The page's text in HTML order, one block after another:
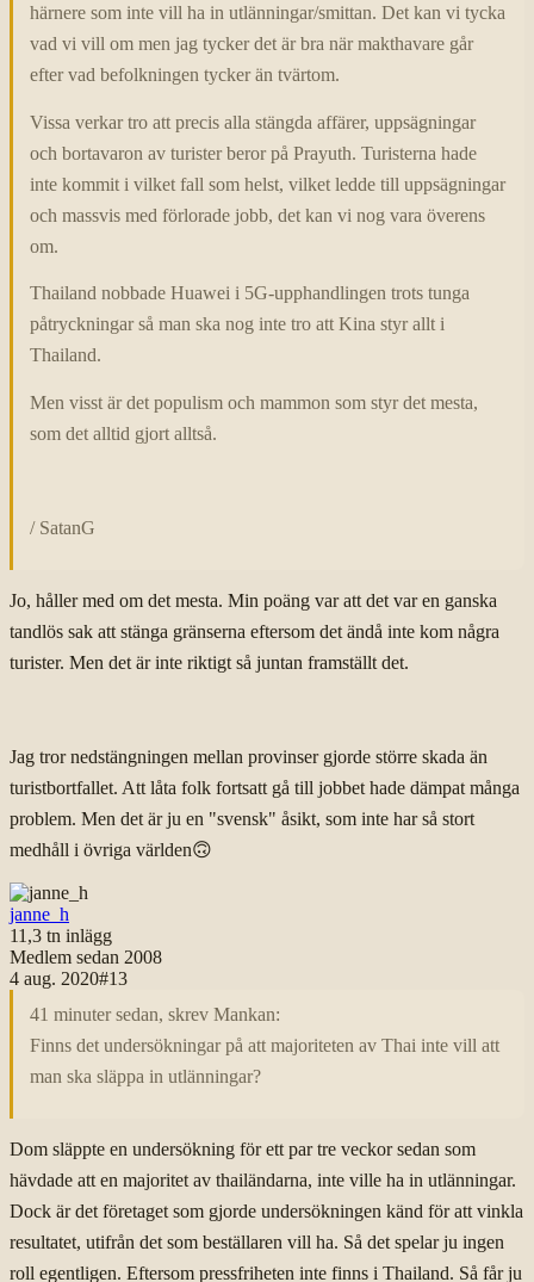
härnere som inte vill ha in utlänningar/smittan. Det kan vi tycka
vad vi vill om men jag tycker det är bra när makthavare går
efter vad befolkningen tycker än tvärtom.
Vissa verkar tro att precis alla stängda affärer, uppsägningar
och bortavaron av turister beror på Prayuth. Turisterna hade
inte kommit i vilket fall som helst, vilket ledde till uppsägningar
och massvis med förlorade jobb, det kan vi nog vara överens
om.
Thailand nobbade Huawei i 5G-upphandlingen trots tunga
påtryckningar så man ska nog inte tro att Kina styr allt i
Thailand.
Men visst är det populism och mammon som styr det mesta,
som det alltid gjort alltså.
/ SatanG
Jo, håller med om det mesta. Min poäng var att det var en ganska
tandlös sak att stänga gränserna eftersom det ändå inte kom några
turister. Men det är inte riktigt så juntan framställt det.
Jag tror nedstängningen mellan provinser gjorde större skada än
turistbortfallet. Att låta folk fortsatt gå till jobbet hade dämpat många
problem. Men det är ju en "svensk" åsikt, som inte har så stort
medhåll i övriga världen🙃
janne_h
11,3 tn inlägg
Medlem sedan 2008
4 aug. 2020#13
41 minuter sedan, skrev Mankan:
Finns det undersökningar på att majoriteten av Thai inte vill att
man ska släppa in utlänningar?
Dom släppte en undersökning för ett par tre veckor sedan som
hävdade att en majoritet av thailändarna, inte ville ha in utlänningar.
Dock är det företaget som gjorde undersökningen känd för att vinkla
resultatet, utifrån det som beställaren vill ha. Så det spelar ju ingen
roll egentligen. Eftersom pressfriheten inte finns i Thailand. Så får ju